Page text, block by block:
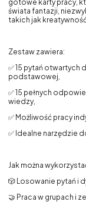
gotowe karty pracy,
świata fantazji,
takich jak
Zestaw zawiera:
✅ 15 pytań
podstawowej,
✅ 15 pełnych
wiedzy,
✅ Możliwość pracy
✅ Idealne narzędzie
Jak można
🎲 Losowanie pytań i
🤝 Praca w grupach i